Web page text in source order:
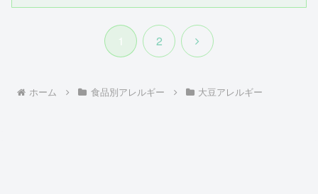
1 2
次
ホーム 食品別アレルギー 大豆アレルギー